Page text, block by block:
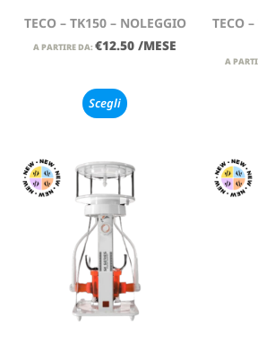
TECO – TK150 – NOLEGGIO
A PARTIRE DA: €12.50 /MESE
Scegli
TECO
A